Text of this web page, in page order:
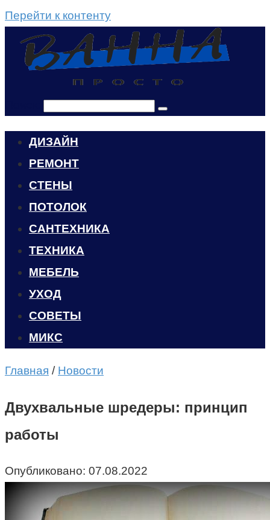
Перейти к контенту
ДИЗАЙН
РЕМОНТ
СТЕНЫ
ПОТОЛОК
САНТЕХНИКА
ТЕХНИКА
МЕБЕЛЬ
УХОД
CОВЕТЫ
МИКС
Главная / Новости
Двухвальные шредеры: принцип
работы
Опубликовано: 07.08.2022